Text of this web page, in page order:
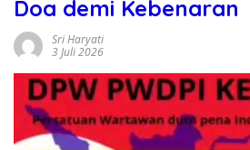
Doa demi Kebenaran
Sri Haryati
3 Juli 2026